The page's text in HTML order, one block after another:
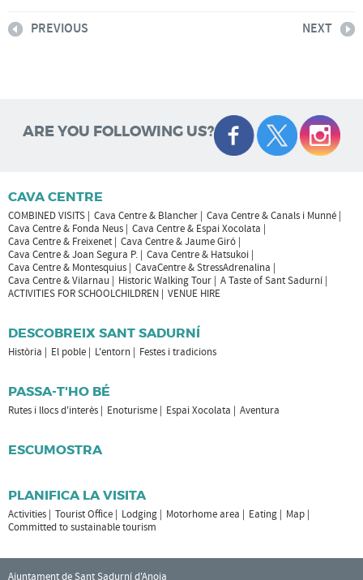
PREVIOUS NEXT
ARE YOU FOLLOWING US?
CAVA CENTRE
COMBINED VISITS Cava Centre & Blancher
Cava Centre & Canals i Munné
Cava Centre & Fonda Neus
Cava Centre & Espai Xocolata
Cava Centre & Freixenet
Cava Centre & Jaume Giró
Cava Centre & Joan Segura P.
Cava Centre & Hatsukoi
Cava Centre & Montesquius
CavaCentre & StressAdrenalina
Cava Centre & Vilarnau
Historic Walking Tour
A Taste of Sant Sadurní
ACTIVITIES FOR SCHOOLCHILDREN
VENUE HIRE
DESCOBREIX SANT SADURNÍ
Història El poble L'entorn Festes i tradicions
PASSA-T'HO BÉ
Rutes i llocs d'interès Enoturisme Espai Xocolata Aventura
ESCUMOSTRA
PLANIFICA LA VISITA
Activities Tourist Office Lodging Motorhome area Eating
Map
Committed to sustainable tourism
Ajuntament de Sant Sadurní d'Anoia